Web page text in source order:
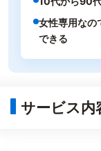
女性専用なの
できる
サービス内